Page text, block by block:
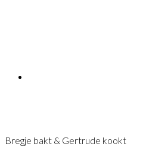
Bregje bakt & Gertrude kookt